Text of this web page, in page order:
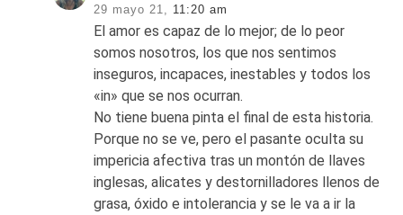
29 mayo 21,
11:20 am
El amor es capaz de lo mejor; de lo peor
somos nosotros, los que nos sentimos
inseguros, incapaces, inestables y todos los
«in» que se nos ocurran.
No tiene buena pinta el final de esta historia.
Porque no se ve, pero el pasante oculta su
impericia afectiva tras un montón de llaves
inglesas, alicates y destornilladores llenos de
grasa, óxido e intolerancia y se le va a ir la